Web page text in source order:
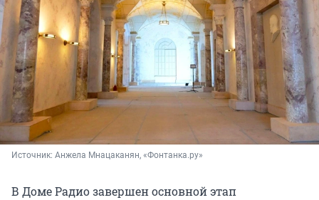
Источник: Анжела Мнацаканян, «Фонтанка.ру»
В Доме Радио завершен основной этап